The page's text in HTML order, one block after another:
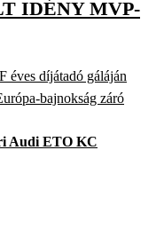
IDÉNY MVP-
éves díjátadó gáláján
bajnokság záró
Audi ETO KC